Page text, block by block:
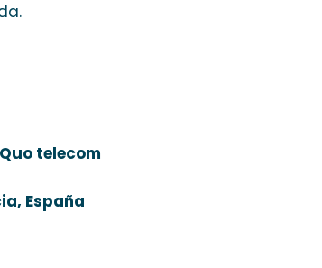
telecom
España